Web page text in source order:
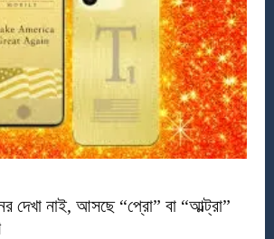
দেখা নাই, আসছে “প্রো” বা “আল্ট্রা”